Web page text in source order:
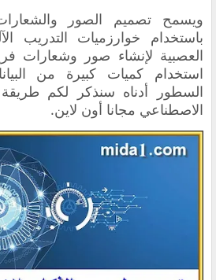
ويسمح تصميم الصور
باستخدام خوارزميات التدريب
العصبية لإنشاء صور وشعارات
استخدام كميات كبيرة من
السطور أدناه سنذكر لكم طريقة
الاصطناعي مجانا أون لاين.